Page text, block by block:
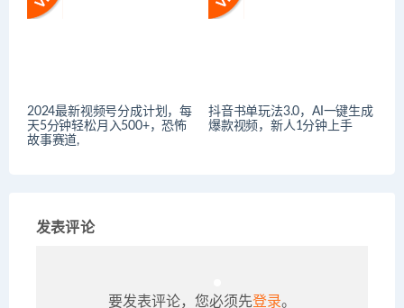
2024最新视频号分成计划，每
天5分钟轻松月入500+，恐怖
故事赛道,
抖音书单玩法3.0，AI一键生成
爆款视频，新人1分钟上手
发表评论
要发表评论，您必须先登录。